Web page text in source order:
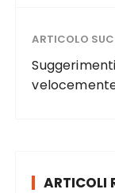
ARTICOLO
ARTICOLI